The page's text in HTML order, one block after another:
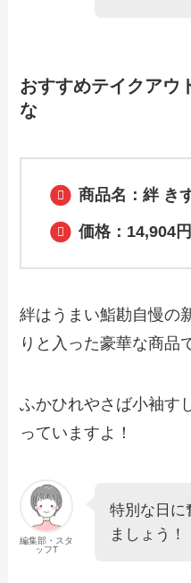
すすめ商品
【2024年
ウト（お持
【2024年
予約・注文
【2024年
アウトメ
作り方も紹
【2024年
全メニュー
法やクーポ
おすすめテイクア
な
商品名：絆 き
価格：14,904円
絆はうまい鮨勘自慢の
りと入った豪華な商品
ふかひれやさば小袖す
っていますよ！
編集部・スタ
ッフT
特別な日に
ましょう！